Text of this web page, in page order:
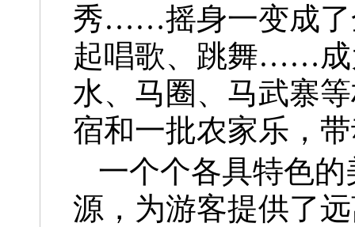
秀……摇身一变成了
起唱歌、跳舞……成
水、马圈、马武寨
宿和一批农家乐，
一个个各具特色
源，为游客提供了